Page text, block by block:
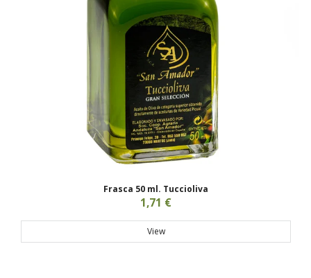
Frasca 50 ml. Tuccioliva
1,71 €
View